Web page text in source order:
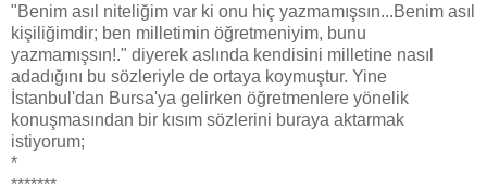
"Benim asıl niteliğim var ki onu hiç yazmamışsın...Benim asıl
kişiliğimdir; ben milletimin öğretmeniyim, bunu
yazmamışsın!." diyerek aslında kendisini milletine nasıl
adadığını bu sözleriyle de ortaya koymuştur. Yine
İstanbul'dan Bursa'ya gelirken öğretmenlere yönelik
konuşmasından bir kısım sözlerini buraya aktarmak
istiyorum;
*
*******